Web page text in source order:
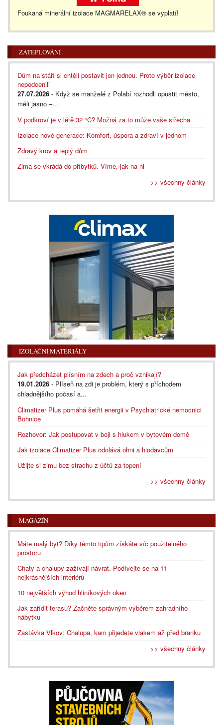
Foukaná minerální izolace MAGMARELAX® se vyplatí!
ZATEPLOVÁNÍ
Dům na stáří si chtěli postavit jen jednou. Proto výběr izolace
nepodcenili
27.07.2026 - Když se manželé z Polabí rozhodli opustit město,
měli jasno –...
V podkroví je v létě 32 °C? Možná za to může vaše střecha
Izolace nové generace: Komfort, úspora a zdraví v jednom
Zdravý krov a teplý dům
Zima se vkrádá do příbytků. Víme, jak na ni
>> všechny články
IZOLAČNÍ MATERIÁLY
Jak předcházet plísním na zdech a proč vznikají?
19.01.2026 - Plíseň na zdi je problém, který s příchodem
chladnějšího počasí a...
Climatizer Plus pomáhá šetřit energii v Psychiatrické nemocnici
Bohnice
Rozhovor: Jak postupovat v boji s hlukem v bytovém domě
Jak izolace Climatizer Plus odolává ohni a hlodavcům
Užijte si zimu bez strachu z účtů za topení
>> všechny články
MAGAZÍN
Máte malý byt? Díky těmto tipům získáte víc použitelného
prostoru
Chaty a chalupy zažívají návrat. Podívejte se na 11
nejkrásnějších interiérů
10 největších výhod hliníkových oken
Jak zařídit terasu? Začněte správným výběrem zahradního
nábytku
Zastávka Vlkov: Chalupa, kam přijedete vlakem až před branku
>> všechny články